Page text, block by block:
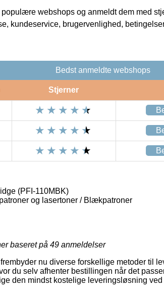
webshops og anmeldt dem med
kundeservice, brugervenlighed,
Bedst anmeldte webshops
Stjerner
(PFI-110MBK)
og lasertoner / Blækpatroner
baseret på 49 anmeldelser
nu diverse forskellige metoder til
du selv afhenter bestillingen når det
den mindst kostelige leveringsløsning